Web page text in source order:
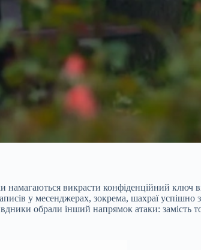
намагаються викрасти конфіденційний ключ
у месенджерах, зокрема, шахраї успішно
обрали інший напрямок атаки: замість